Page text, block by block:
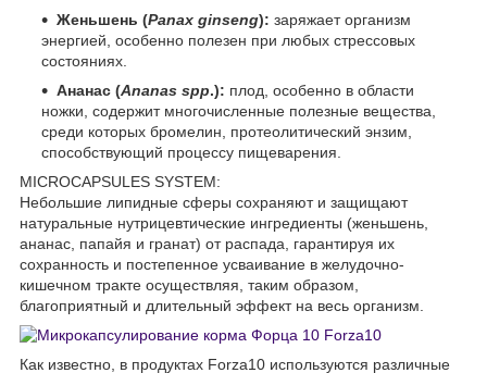
Женьшень (Panax ginseng): заряжает организм
энергией, особенно полезен при любых стрессовых
состояниях.
Ананас (Ananas spp.): плод, особенно в области
ножки, содержит многочисленные полезные вещества,
среди которых бромелин, протеолитический энзим,
способствующий процессу пищеварения.
MICROCAPSULES SYSTEM:
Небольшие липидные сферы сохраняют и защищают
натуральные нутрицевтические ингредиенты (женьшень,
ананас, папайя и гранат) от распада, гарантируя их
сохранность и постепенное усваивание в желудочно-
кишечном тракте осуществляя, таким образом,
благоприятный и длительный эффект на весь организм.
Как известно, в продуктах Forza10 используются различные